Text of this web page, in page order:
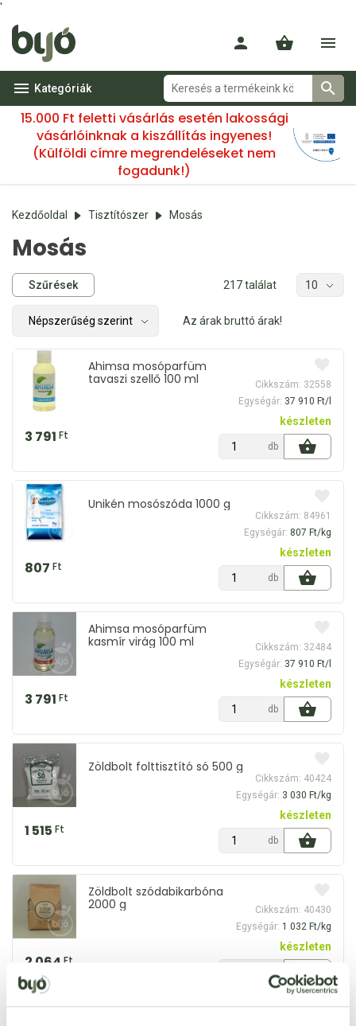
'
Kategóriák
15.000 Ft feletti vásárlás esetén lakossági
vásárlóinknak a kiszállítás ingyenes!
(Külföldi címre megrendeléseket nem
fogadunk!)
Kezdőoldal Tisztítószer Mosás
Mosás
Szűrések 217 találat
Az árak bruttó árak!
Ahimsa mosóparfüm
tavaszi szellő 100 ml
Cikkszám: 32558
Egységár: 37 910 Ft/l
3 791 Ft
készleten
db
Unikén mosószóda 1000 g
Cikkszám: 84961
Egységár: 807 Ft/kg
807 Ft
készleten
db
Ahimsa mosóparfüm
kasmír virág 100 ml
Cikkszám: 32484
Egységár: 37 910 Ft/l
3 791 Ft
készleten
db
Zöldbolt folttisztító só 500 g
Cikkszám: 40424
Egységár: 3 030 Ft/kg
1 515 Ft
készleten
db
Zöldbolt szódabikarbóna
2000 g
Cikkszám: 40430
Egységár: 1 032 Ft/kg
2 064 Ft
készleten
db